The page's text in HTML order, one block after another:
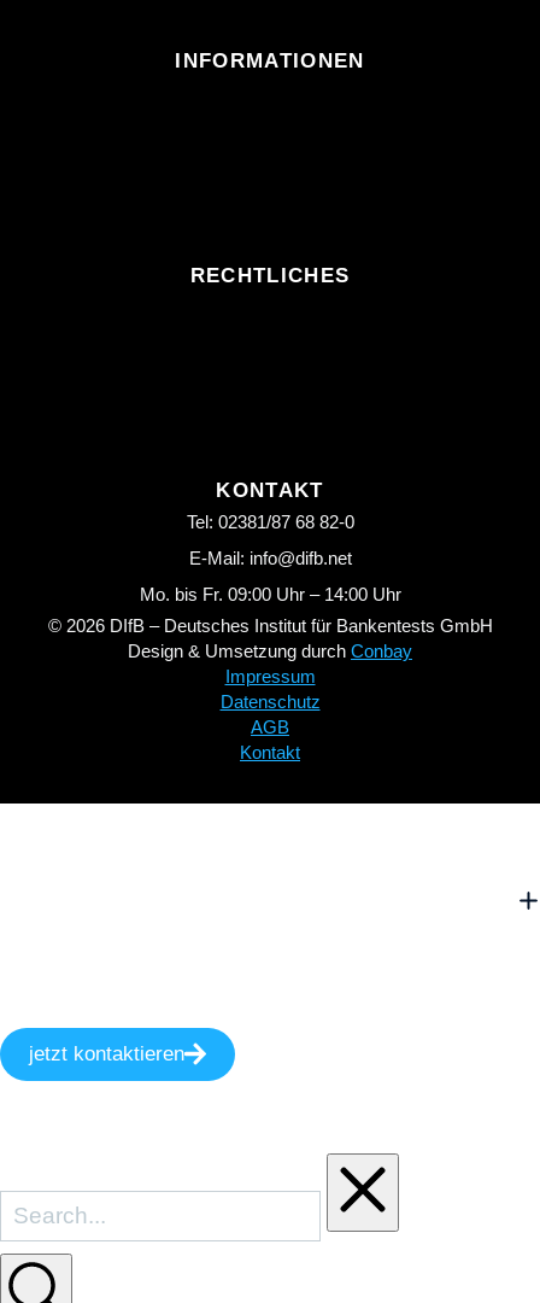
INFORMATIONEN
RECHTLICHES
KONTAKT
Tel: 02381/87 68 82-0
E-Mail: info@difb.net
Mo. bis Fr. 09:00 Uhr – 14:00 Uhr
© 2026 DIfB – Deutsches Institut für Bankentests GmbH
Design & Umsetzung durch Conbay
Impressum
Datenschutz
AGB
Kontakt
jetzt kontaktieren